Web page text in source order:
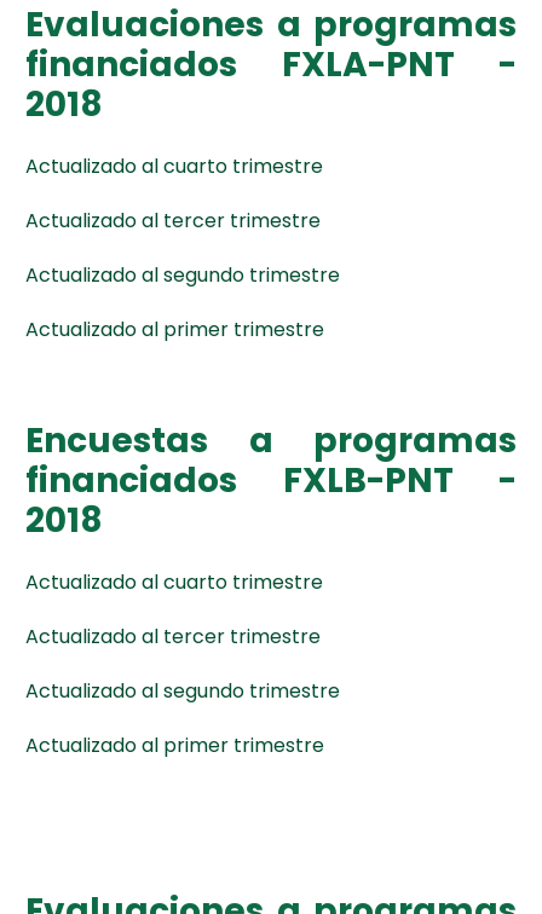
Evaluaciones a programas
financiados FXLA-PNT -
2018
Actualizado al cuarto trimestre
Actualizado al tercer trimestre
Actualizado al segundo trimestre
Actualizado al primer trimestre
Encuestas a programas
financiados FXLB-PNT -
2018
Actualizado al cuarto trimestre
Actualizado al tercer trimestre
Actualizado al segundo trimestre
Actualizado al primer trimestre